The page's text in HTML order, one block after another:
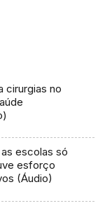
cirurgias no
escolas só
esforço
(Áudio)